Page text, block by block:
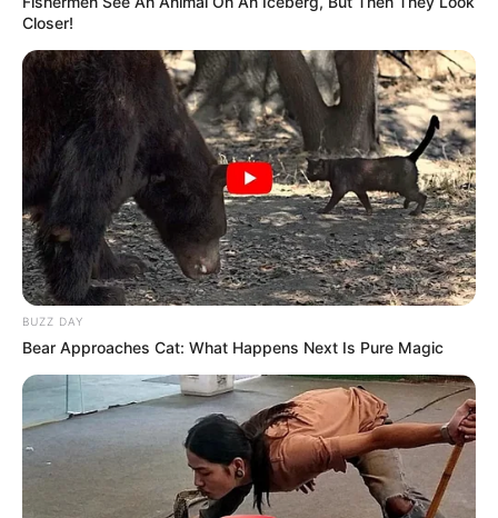
Closer!
BUZZ DAY
Bear Approaches Cat: What Happens Next Is Pure Magic